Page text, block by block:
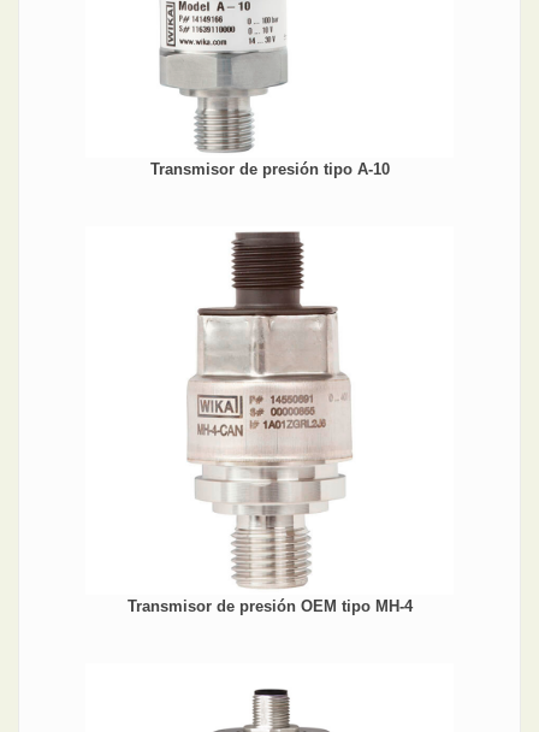
Transmisor de presión tipo A-10
Transmisor de presión OEM tipo MH-4